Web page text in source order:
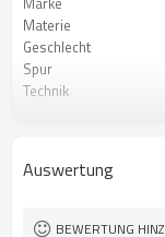
Materie
Geschlecht
Spur
Technik
MOQ
Auswertung
BEWERTUNG